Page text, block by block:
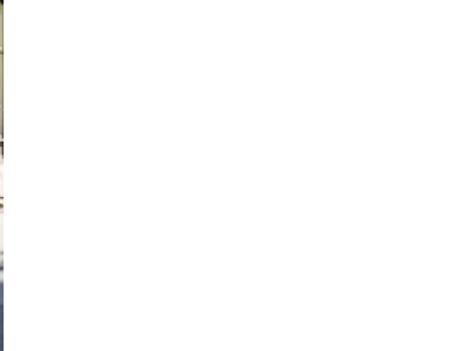
po zaslonu.